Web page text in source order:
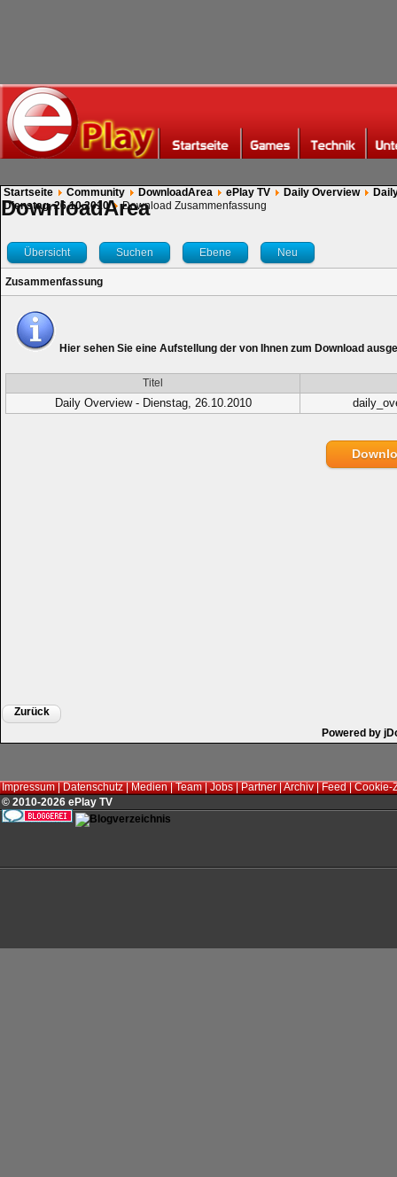
Startseite Community DownloadArea ePlay TV Daily Overview
Dienstag, 26.10.2010
Download Zusammenfassung
DownloadArea
Übersicht Suchen Ebene Neu
Zusammenfassung
Hier sehen Sie eine Aufstellung der von Ihnen zum Download
Titel
Daily Overview - Dienstag, 26.10.2010
Zurück
Powered by
Impressum|Datenschutz|Medien|Team|Jobs|Partner|Archiv|Feed|Cookie-
© 2010-2026 ePlay TV